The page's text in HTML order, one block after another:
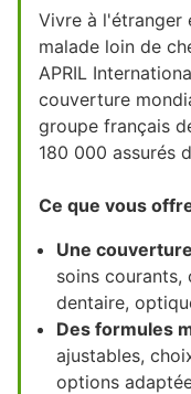
Vivre à l'étranger
malade loin de
APRIL
couverture
groupe français
180 000 assurés
Ce que vous
Une
soins courants,
dentaire,
Des formules
ajustables,
options